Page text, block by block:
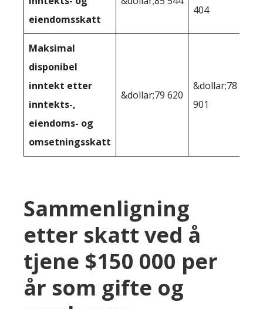
eiendomsskatt
404
Maksimal
disponibel
inntekt etter
inntekts-,
eiendoms- og
omsetningsskatt
&dollar;79 620
&dollar;78
901
Sammenligning
etter skatt ved å
tjene $150 000 per
år som gifte og